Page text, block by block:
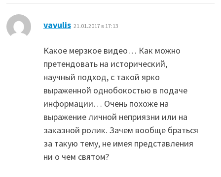
vavulis: 21.01.2017 в 17:13
Какое мерзкое видео… Как можно
претендовать на исторический,
научный подход, с такой ярко
выраженной однобокостью в подаче
информации… Очень похоже на
выражение личной неприязни или на
заказной ролик. Зачем вообще браться
за такую тему, не имея представления
ни о чем святом?